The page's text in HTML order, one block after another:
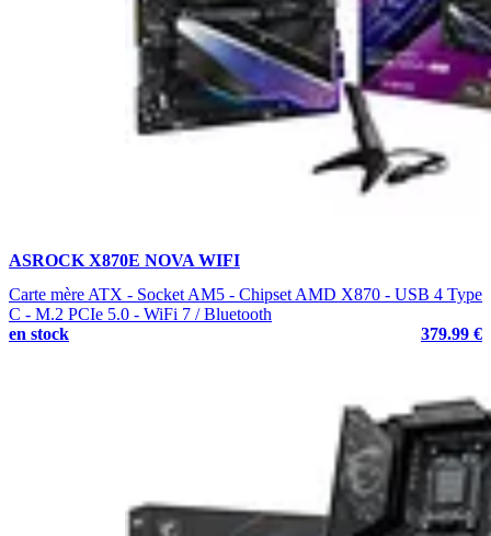
ASROCK X870E NOVA WIFI
Carte mère ATX - Socket AM5 - Chipset AMD X870 - USB 4 Type
C - M.2 PCIe 5.0 - WiFi 7 / Bluetooth
en stock
379.99 €